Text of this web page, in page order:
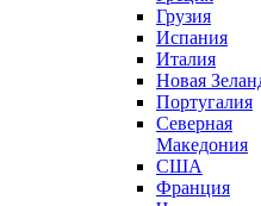
Грузия
Испания
Италия
Новая
Португалия
Северная
Македония
США
Франция